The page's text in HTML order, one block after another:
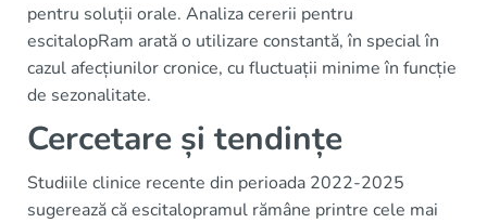
pentru soluții orale. Analiza cererii pentru
escitalopRam arată o utilizare constantă, în special în
cazul afecțiunilor cronice, cu fluctuații minime în funcție
de sezonalitate.
Cercetare și tendințe
Studiile clinice recente din perioada 2022-2025
sugerează că escitalopramul rămâne printre cele mai